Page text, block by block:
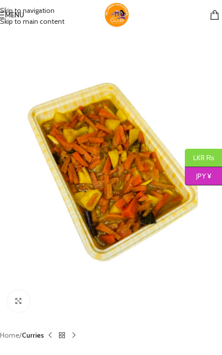
Skip to navigation
Skip to main content
MENU
Home Curries
LKR ₨
JPY ¥